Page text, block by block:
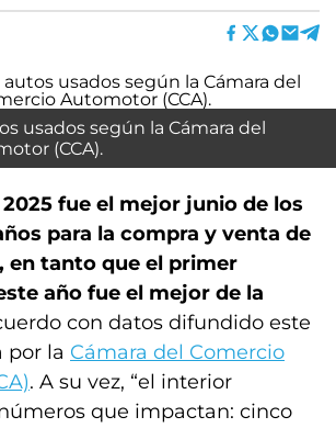
usados según la Cámara del
(CCA).
fue el mejor junio de los
para la compra y venta de
en tanto que el primer
año fue el mejor de la
con datos difundido este
por la Cámara del Comercio
. A su vez, “el interior
que impactan: cinco